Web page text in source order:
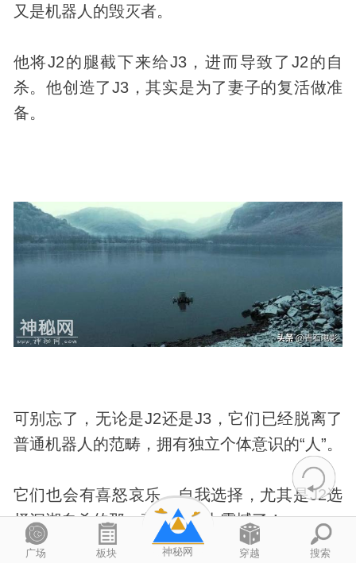
又是机器人的毁灭者。
他将J2的腿截下来给J3，进而导致了J2的自
杀。他创造了J3，其实是为了妻子的复活做准
备。
可别忘了，无论是J2还是J3，它们已经脱离了
普通机器人的范畴，拥有独立个体意识的“人”。
它们也会有喜怒哀乐、自我选择，尤其是J2选
择沉湖自杀的那一幕，简直太震撼了！
广场 板块 神秘网 穿越 搜索